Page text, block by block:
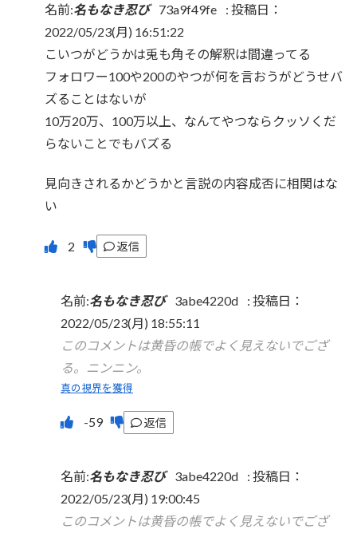
名前:名もなき忍び 73a9f49fe : 投稿日：
2022/05/23(月) 16:51:22
こいつがどうかは兎も角その解釈は間違ってる
フォロワー100や200のやつが何を言おうがどうせバ
ズることはないが
10万20万、100万以上、なんてやつならクッソくだ
らないことでもバズる
見向きされるかどうかと言説の内容成否に相関はな
い
返信
名前:名もなき忍び 3abe4220d : 投稿日：
2022/05/23(月) 18:55:11
このコメントは黄昏の帳でよく見えないでござ
る。ニンニン。
真の視界を獲得
返信
名前:名もなき忍び 3abe4220d : 投稿日：
2022/05/23(月) 19:00:45
このコメントは黄昏の帳でよく見えないでござ